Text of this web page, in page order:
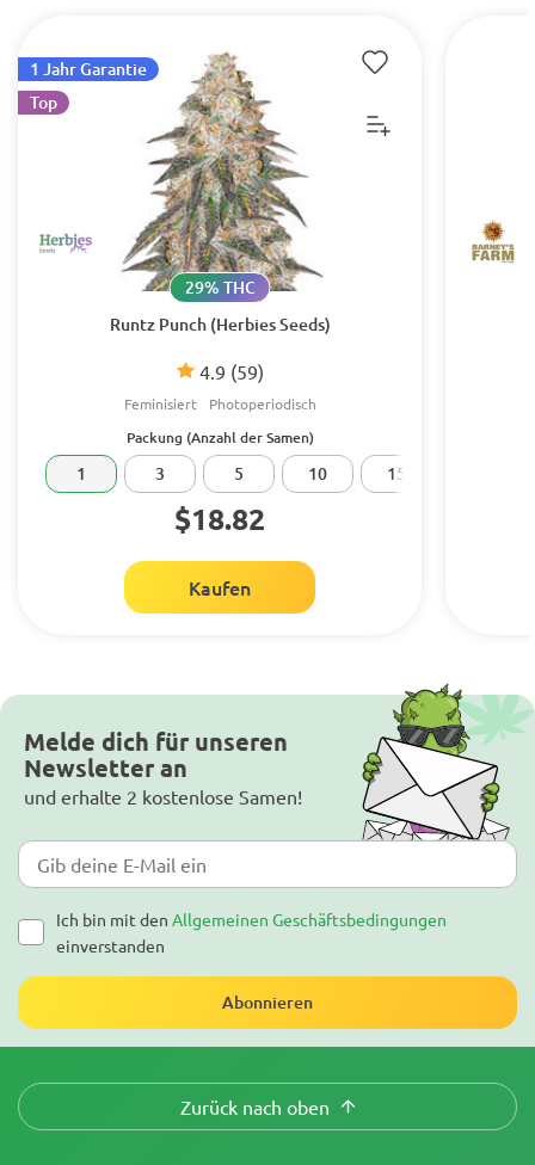
Runtz Punch (Herbies Seeds)
4.9 (59)
29% THC
Feminisiert Photoperiodisch
1 Jahr Garantie
Top
Packung (Anzahl der Samen)
1 3 5 10 15
$18.82
Kaufen
Melde dich für unseren
Newsletter an
und erhalte 2 kostenlose Samen!
Ich bin mit den Allgemeinen Geschäftsbedingungen
einverstanden
Abonnieren
Zurück nach oben